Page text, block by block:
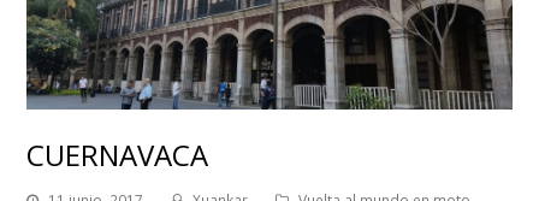
CUERNAVACA